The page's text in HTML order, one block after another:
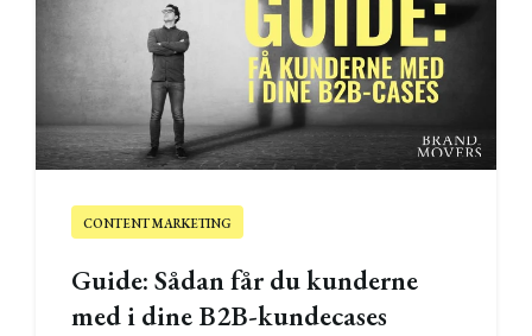
CONTENT MARKETING
Guide: Sådan får du kunderne
med i dine B2B-kundecases